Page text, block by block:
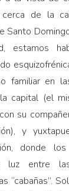
cerca de la
Santo
estamos
familiar en
capital (el
su
y
donde
luz entre
“cabañas”.